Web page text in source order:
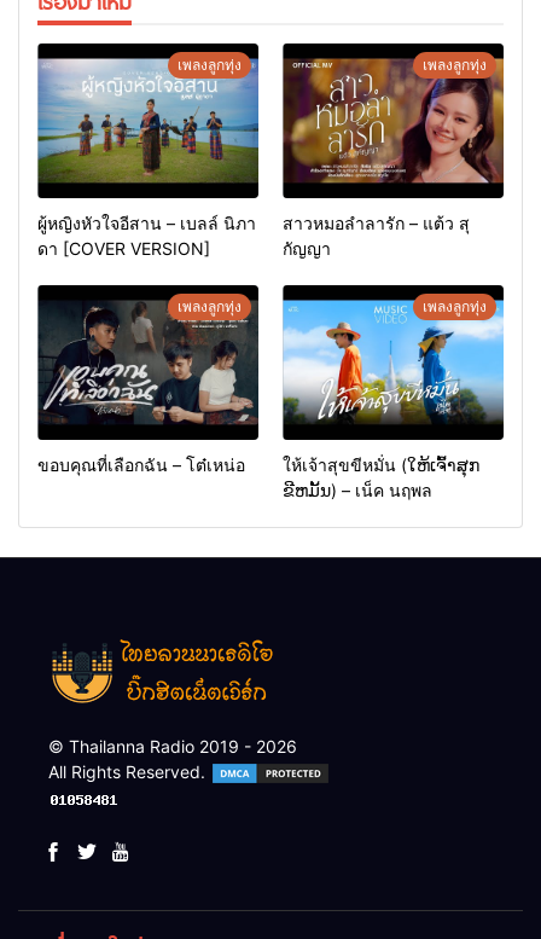
เพลงลูกทุ่ง
ผู้หญิงหัวใจอีสาน – เบลล์ นิภา
ดา [COVER VERSION]
เพลงลูกทุ่ง
สาวหมอลำลารัก – แต้ว สุ
กัญญา
เพลงลูกทุ่ง
ขอบคุณที่เลือกฉัน – โต๋เหน่อ
เพลงลูกทุ่ง
ให้เจ้าสุขขีหมั่น (ໃຫ້ເຈົ້າສຸກ
ຂີຫມັ້ນ) – เน็ค นฤพล
© Thailanna Radio 2019 - 2026
All Rights Reserved.